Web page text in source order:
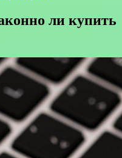
ли купить